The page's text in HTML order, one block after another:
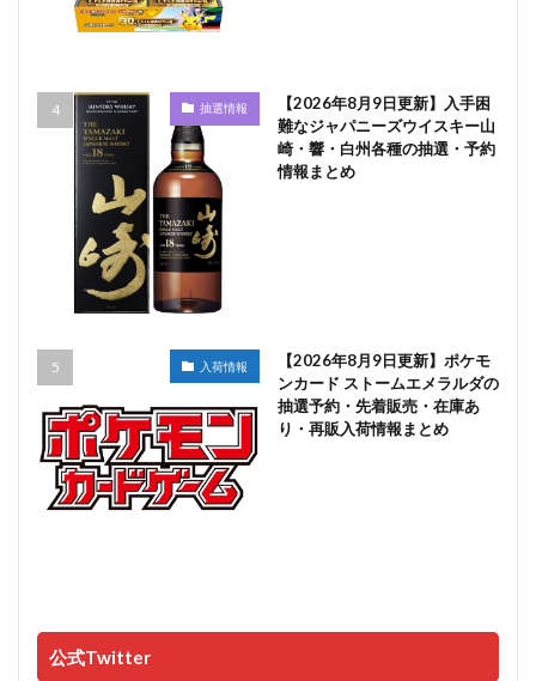
抽選情報
【2026年8月9日更新】入手困
難なジャパニーズウイスキー山
崎・響・白州各種の抽選・予約
情報まとめ
入荷情報
【2026年8月9日更新】ポケモ
ンカード ストームエメラルダの
抽選予約・先着販売・在庫あ
り・再販入荷情報まとめ
公式Twitter